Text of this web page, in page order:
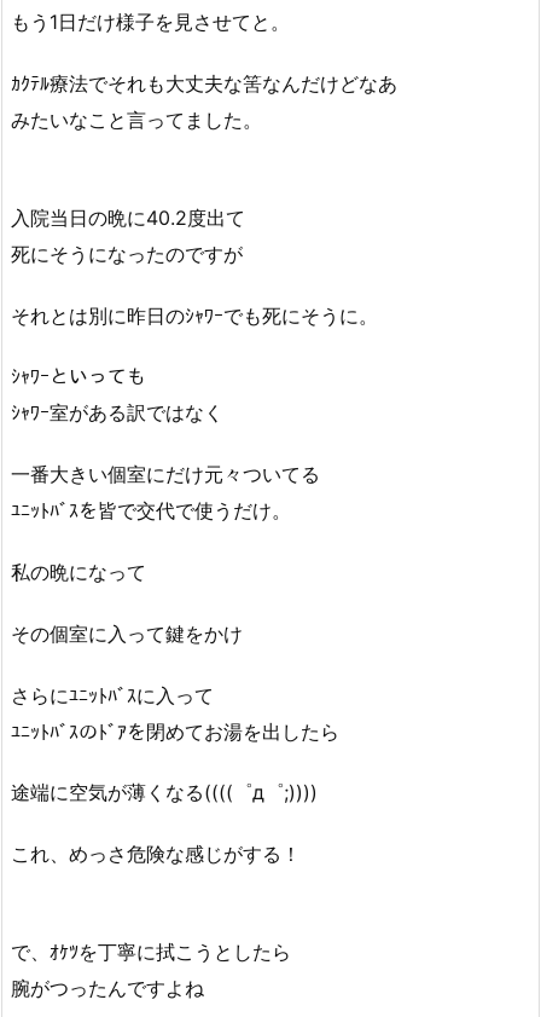
もう1日だけ様子を見させてと。
ｶｸﾃﾙ療法でそれも大丈夫な筈なんだけどなあ
みたいなこと言ってました。
入院当日の晩に40.2度出て
死にそうになったのですが
それとは別に昨日のｼｬﾜｰでも死にそうに。
ｼｬﾜｰといっても
ｼｬﾜｰ室がある訳ではなく
一番大きい個室にだけ元々ついてる
ﾕﾆｯﾄﾊﾞｽを皆で交代で使うだけ。
私の晩になって
その個室に入って鍵をかけ
さらにﾕﾆｯﾄﾊﾞｽに入って
ﾕﾆｯﾄﾊﾞｽのﾄﾞｱを閉めてお湯を出したら
途端に空気が薄くなる((((゜д゜;))))
これ、めっさ危険な感じがする！
で、ｵｹﾂを丁寧に拭こうとしたら
腕がつったんですよね